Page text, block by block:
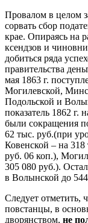
Провалом в целом
сорвать сбор
крае. Опираясь на
ксендзов и
добиться ряда
правительства
мая 1863 г.
Могилевской,
Подольской и
показатель 1862 г.
были сокращения
62 тыс. руб.(при
Ковенской – на 318
руб. 06 коп.),
305 080 руб.).
в Волынской до
Следует отметить,
повстанцы, в
дворянством, не